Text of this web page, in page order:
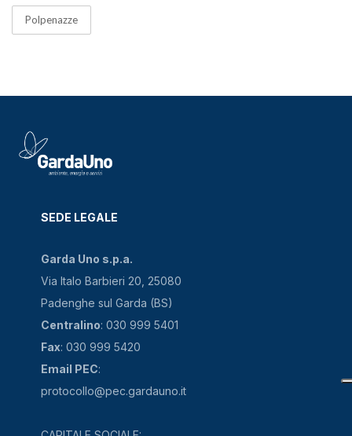
Polpenazze
SEDE LEGALE
Garda Uno s.p.a.
Via Italo Barbieri 20, 25080
Padenghe sul Garda (BS)
Centralino: 030 999 5401
Fax: 030 999 5420
Email PEC:
protocollo@pec.gardauno.it